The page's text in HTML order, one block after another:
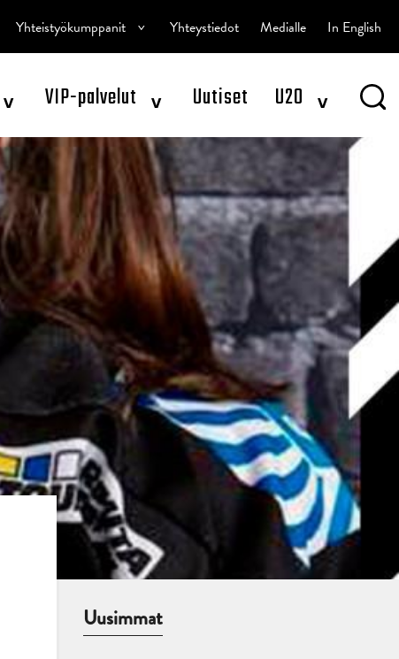
^ VIP-palvelut ^ Uutiset U20 ^
Yhteistyökumppanit ^ Yhteystiedot Medialle In English
Uusimmat